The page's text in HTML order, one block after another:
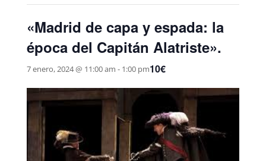
«Madrid de capa y espada: la
época del Capitán Alatriste».
7 enero, 2024 @ 11:00 am - 1:00 pm10€